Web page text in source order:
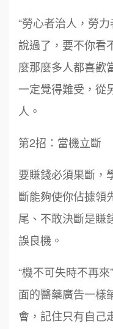
“勞心者治人，勞
說過了，要不你看
麼那麼多人都喜歡
一定覺得難受，從
人。
第2招：當機立斷
要賺錢必須果斷，
斷能夠使你佔據領
尾、不敢決斷是賺
誤良機。
“機不可失時不再
面的醫藥廣告一樣
會，記住只有自己